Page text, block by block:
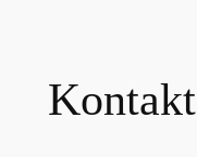
Kontakt